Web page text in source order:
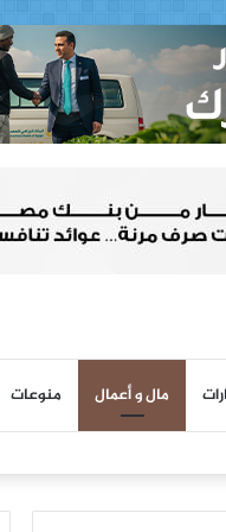
مال و أعمال منوعات